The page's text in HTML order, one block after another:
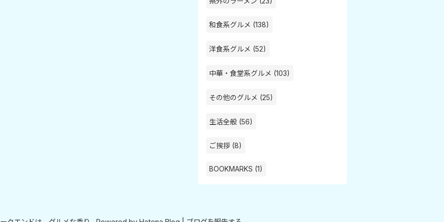
和食系グルメ (138)
洋食系グルメ (52)
中華・食堂系グルメ (103)
その他のグルメ (25)
生活全般 (56)
ご挨拶 (8)
BOOKMARKS (1)